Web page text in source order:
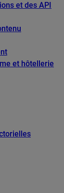
et des API
et hôtellerie